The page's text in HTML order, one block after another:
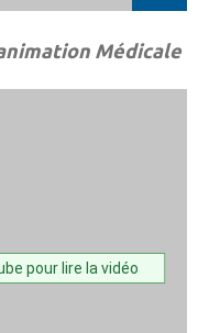
Médicale
pour lire la vidéo